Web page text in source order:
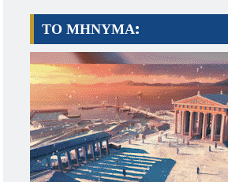
ΤΟ ΜΗΝΥΜΑ: